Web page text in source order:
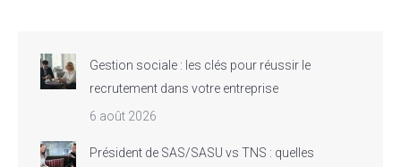
Gestion sociale : les clés pour réussir le
recrutement dans votre entreprise
6 août 2026
Président de SAS/SASU vs TNS : quelles